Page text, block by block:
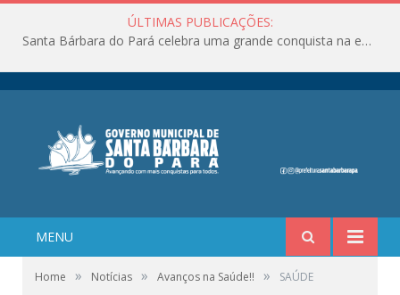
ÚLTIMAS PUBLICAÇÕES:
Santa Bárbara do Pará celebra uma grande conquista na educação!
MENU
Home » Notícias » Avanços na Saúde!! » SAÚDE